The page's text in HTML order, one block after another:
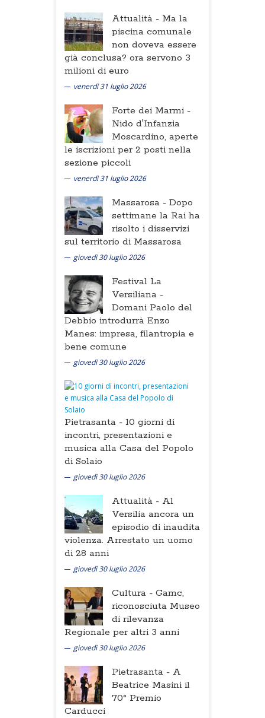
Attualità - Ma la
piscina comunale
non doveva essere
già conclusa? ora servono 3
milioni di euro
venerdì 31 luglio 2026
Forte dei Marmi -
Nido d'Infanzia
Moscardino, aperte
le iscrizioni per 2 posti nella
sezione piccoli
venerdì 31 luglio 2026
Massarosa - Dopo
settimane la Rai ha
risolto i disservizi
sul territorio di Massarosa
giovedì 30 luglio 2026
Festival La
Versiliana -
Domani Paolo del
Debbio introdurrà Enzo
Manes: impresa, filantropia e
bene comune
giovedì 30 luglio 2026
Pietrasanta - 10 giorni di
incontri, presentazioni e
musica alla Casa del Popolo
di Solaio
giovedì 30 luglio 2026
Attualità - Al
Versilia ancora un
episodio di inaudita
violenza. Arrestato un uomo
di 28 anni
giovedì 30 luglio 2026
Cultura - Gamc,
riconosciuta Museo
di rilevanza
Regionale per altri 3 anni
giovedì 30 luglio 2026
Pietrasanta - A
Beatrice Masini il
70° Premio
Carducci